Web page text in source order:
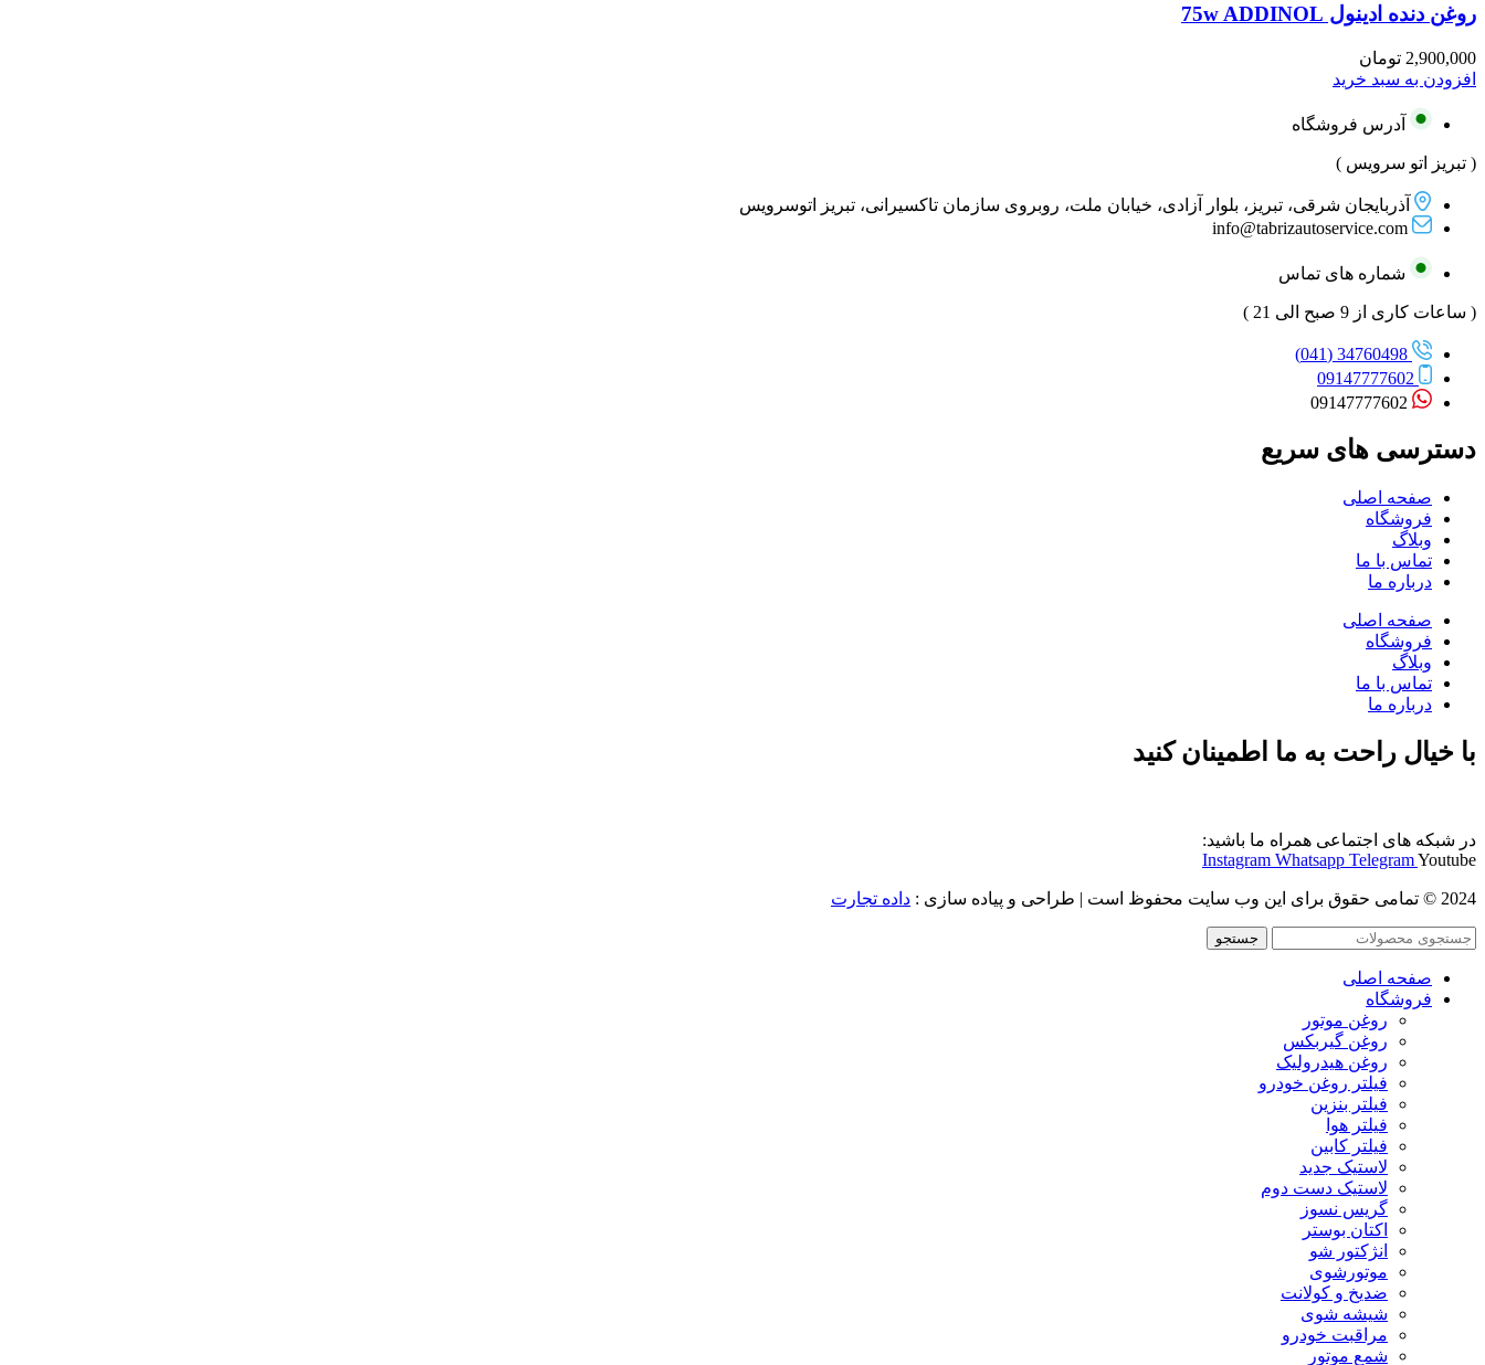
روغن دنده ادینول 75w ADDINOL
2,900,000 تومان
افزودن به سبد خرید
آدرس فروشگاه
( تبریز اتو سرویس )
آذربایجان شرقی، تبریز، بلوار آزادی، خیابان ملت، روبروی سازمان تاکسیرانی، تبریز اتوسرویس
info@tabrizautoservice.com
شماره های تماس
( ساعات کاری از 9 صبح الی 21 )
34760498 (041)
09147777602
09147777602
دسترسی های سریع
صفحه اصلی
فروشگاه
وبلاگ
تماس با ما
درباره ما
صفحه اصلی
فروشگاه
وبلاگ
تماس با ما
درباره ما
با خیال راحت به ما اطمینان کنید
در شبکه های اجتماعی همراه ما باشید:
Instagram Whatsapp TelegramYoutube
2024 © تمامی حقوق برای این وب سایت محفوظ است | طراحی و پیاده سازی : داده تجارت
جستجو
صفحه اصلی
فروشگاه
روغن موتور
روغن گیربکس
روغن هیدرولیک
فیلتر روغن خودرو
فیلتر بنزین
فیلتر هوا
فیلتر کابین
لاستیک جدید
لاستیک دست دوم
گریس نسوز
اکتان بوستر
انژکتور شو
موتورشوی
ضدیخ و کولانت
شیشه شوی
مراقبت خودرو
شمع موتور